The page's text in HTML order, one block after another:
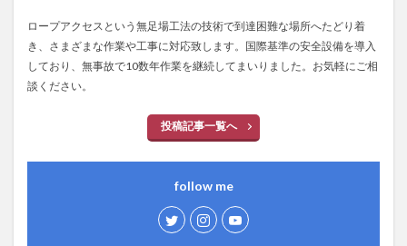
ロープアクセスという無足場工法の技術で到達困難な場所へたどり着
き、さまざまな作業や工事に対応致します。国際基準の安全設備を導入
しており、無事故で10数年作業を継続してまいりました。お気軽にご相
談ください。
投稿記事一覧へ
follow me